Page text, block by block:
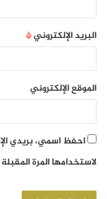
البريد الإلكتروني*
الموقع الإلكتروني
احفظ اسمي، بريدي
لاستخدامها المرة